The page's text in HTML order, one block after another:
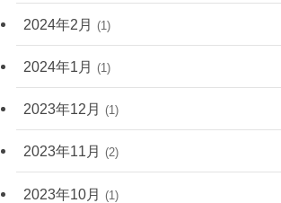
2024年2月 (1)
2024年1月 (1)
2023年12月 (1)
2023年11月 (2)
2023年10月 (1)